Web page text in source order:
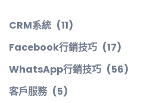
CRM系統 (11)
Facebook行銷技巧 (17)
WhatsApp行銷技巧 (56)
客戶服務 (5)